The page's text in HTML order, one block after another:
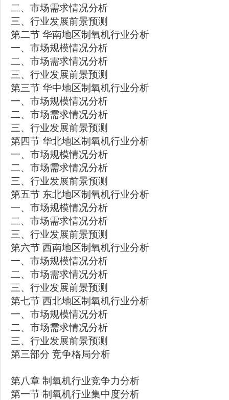
二、市场需求情况分析
三、行业发展前景预测
第二节 华南地区制氧机行业分析
一、市场规模情况分析
二、市场需求情况分析
三、行业发展前景预测
第三节 华中地区制氧机行业分析
一、市场规模情况分析
二、市场需求情况分析
三、行业发展前景预测
第四节 华北地区制氧机行业分析
一、市场规模情况分析
二、市场需求情况分析
三、行业发展前景预测
第五节 东北地区制氧机行业分析
一、市场规模情况分析
二、市场需求情况分析
三、行业发展前景预测
第六节 西南地区制氧机行业分析
一、市场规模情况分析
二、市场需求情况分析
三、行业发展前景预测
第七节 西北地区制氧机行业分析
一、市场规模情况分析
二、市场需求情况分析
三、行业发展前景预测
第三部分 竞争格局分析
第八章 制氧机行业竞争力分析
第一节 制氧机行业集中度分析